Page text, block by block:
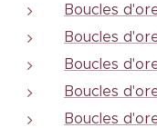
Boucles
Boucles
Boucles
Boucles
Boucles